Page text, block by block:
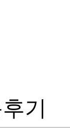
기